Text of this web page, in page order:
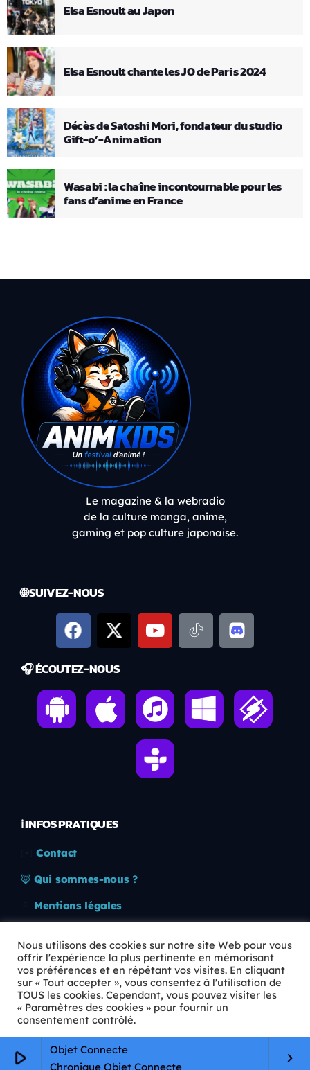
play_arrow
Objet Connecte
Chronique Objet Connecte
keyboard_arrow_right
Elsa Esnoult au Japon
Elsa Esnoult chante les JO de Paris 2024
Décès de Satoshi Mori, fondateur du studio
Gift-o’-Animation
Wasabi : la chaîne incontournable pour les
fans d’anime en France
Le magazine & la webradio
de la culture manga, anime,
gaming et pop culture japonaise.
🌐 SUIVEZ-NOUS
🎧 ÉCOUTEZ-NOUS
ℹ️ INFOS PRATIQUES
Contact
🦊 Qui sommes-nous ?
Mentions légales
🛡️ RGPD
Copyright © 2026 Animkids. Tous droits réservés.
Nous utilisons des cookies sur notre site Web pour vous
offrir l'expérience la plus pertinente en mémorisant
vos préférences et en répétant vos visites. En cliquant
sur « Tout accepter », vous consentez à l'utilisation de
TOUS les cookies. Cependant, vous pouvez visiter les
« Paramètres des cookies » pour fournir un
consentement contrôlé.
Paramètres Cookie